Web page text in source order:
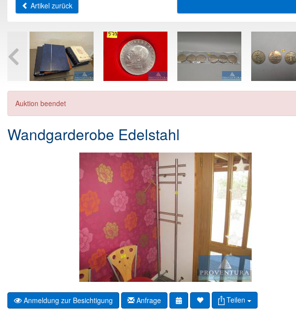
Artikel zurück
Auktion beendet
Wandgarderobe Edelstahl
Anmeldung zur Besichtigung Anfrage Teilen